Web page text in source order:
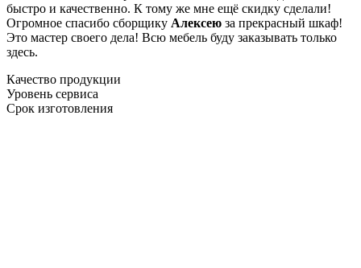
быстро и качественно. К тому же мне ещё скидку сделали!
Огромное спасибо сборщику Алексею за прекрасный шкаф!
Это мастер своего дела! Всю мебель буду заказывать только
здесь.
Качество продукции
Уровень сервиса
Срок изготовления